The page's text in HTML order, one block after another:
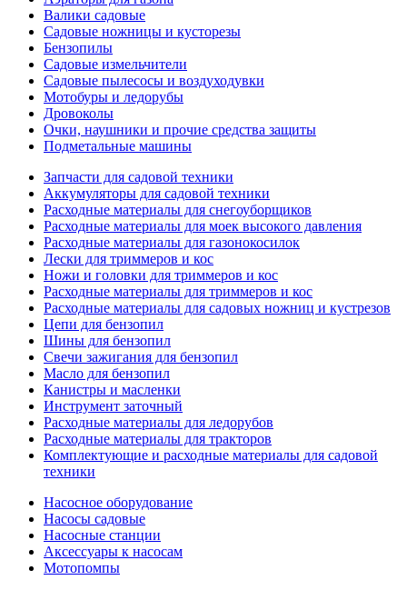
Валики садовые
Садовые ножницы и кусторезы
Бензопилы
Садовые измельчители
Садовые пылесосы и воздуходувки
Мотобуры и ледорубы
Дровоколы
Очки, наушники и прочие средства защиты
Подметальные машины
Запчасти для садовой техники
Аккумуляторы для садовой техники
Расходные материалы для снегоуборщиков
Расходные материалы для моек высокого давления
Расходные материалы для газонокосилок
Лески для триммеров и кос
Ножи и головки для триммеров и кос
Расходные материалы для триммеров и кос
Расходные материалы для садовых ножниц и кустрезов
Цепи для бензопил
Шины для бензопил
Свечи зажигания для бензопил
Масло для бензопил
Канистры и масленки
Инструмент заточный
Расходные материалы для ледорубов
Расходные материалы для тракторов
Комплектующие и расходные материалы для садовой
техники
Насосное оборудование
Насосы садовые
Насосные станции
Аксессуары к насосам
Мотопомпы